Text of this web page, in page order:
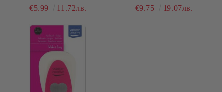
2,40 СМ
€5.99 11.72лв.
€9.75
19.07лв.